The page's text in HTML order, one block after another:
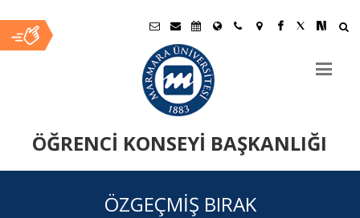
ÖĞRENCİ KONSEYİ BAŞKANLIĞI
ÖZGEÇMİŞ BIRAK